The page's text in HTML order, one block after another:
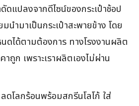
แปลงจากดีไซน์ของกระเป๋าช้อป
ำมาเป็นกระเป๋าสะพายข้าง โดย
ดได้ตามต้องการ ทางโรงงานผลิต
ถูก เพราะเราผลิตเองไม่ผ่าน
ลดโลกร้อนพร้อมสกรีนโลโก้ ใส่